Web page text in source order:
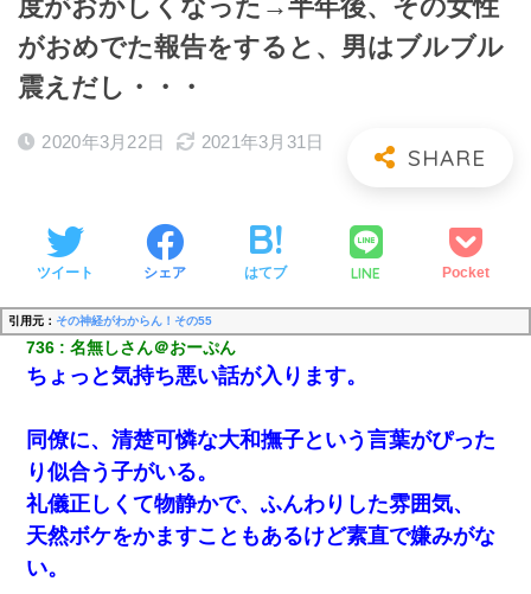
度がおかしくなった→半年後、その女性
がおめでた報告をすると、男はブルブル
震えだし・・・
2020年3月22日 2021年3月31日
ツイート シェア はてブ LINE Pocket
引用元： その神経がわからん！その55
736 名無しさん＠おーぷん
ちょっと気持ち悪い話が入ります。
同僚に、清楚可憐な大和撫子という言葉がぴった
り似合う子がいる。
礼儀正しくて物静かで、ふんわりした雰囲気、
天然ボケをかますこともあるけど素直で嫌みがな
い。